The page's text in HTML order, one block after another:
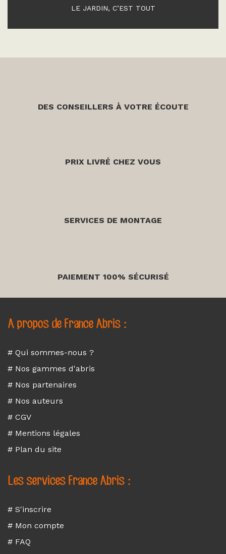
LE JARDIN, C’EST TOUT
DES CONSEILLERS À VOTRE ÉCOUTE
PRIX LIVRÉ CHEZ VOUS
SERVICES DE MONTAGE
PAIEMENT 100% SÉCURISÉ
A propos de France Abris :
# Qui sommes-nous ?
# Nos gammes d'abris
# Nos partenaires
# Nos auteurs
# CGV
# Mentions légales
# Plan du site
Les services France Abris :
# S'inscrire
# Mon compte
# FAQ